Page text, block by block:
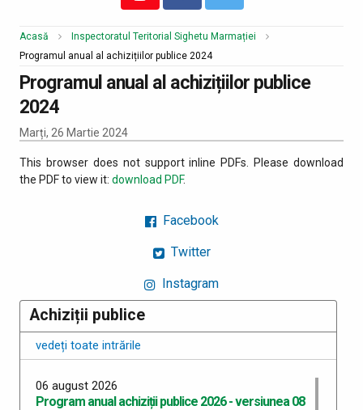
Acasă
Inspectoratul Teritorial Sighetu Marmației
Programul anual al achizițiilor publice 2024
Programul anual al achizițiilor publice
2024
Marți, 26 Martie 2024
This browser does not support inline PDFs. Please download
the PDF to view it: download PDF.
Facebook
Twitter
Instagram
Achiziții publice
vedeți toate intrările
06 august 2026
Program anual achiziții publice 2026 - versiunea 08